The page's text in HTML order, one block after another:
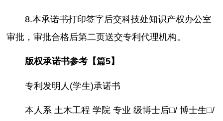
8.本承诺书打印签字后交科技处知识产权办公室
审批，审批合格后第二页送交专利代理机构。
版权承诺书参考【篇5】
专利发明人(学生)承诺书
本人系 土木工程 学院 专业 级博士后□/ 博士生□/